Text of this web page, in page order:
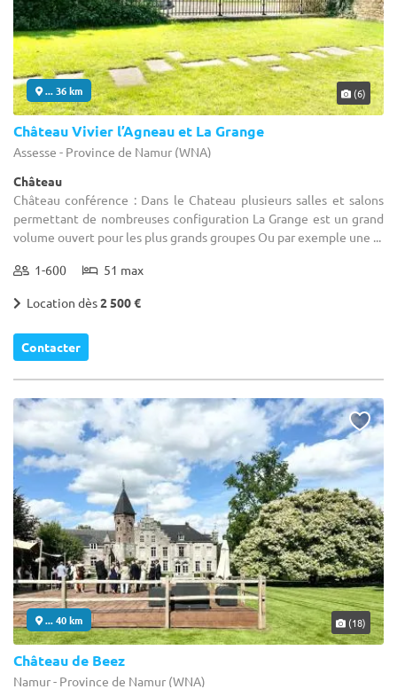
... 36 km (6)
Château Vivier l’Agneau et La Grange
Assesse - Province de Namur (WNA)
Château
Château conférence : Dans le Chateau plusieurs salles et salons
permettant de nombreuses configuration La Grange est un grand
volume ouvert pour les plus grands groupes Ou par exemple une ...
1-600 51 max
Location dès2 500 €
Contacter
... 40 km (18)
Château de Beez
Namur - Province de Namur (WNA)